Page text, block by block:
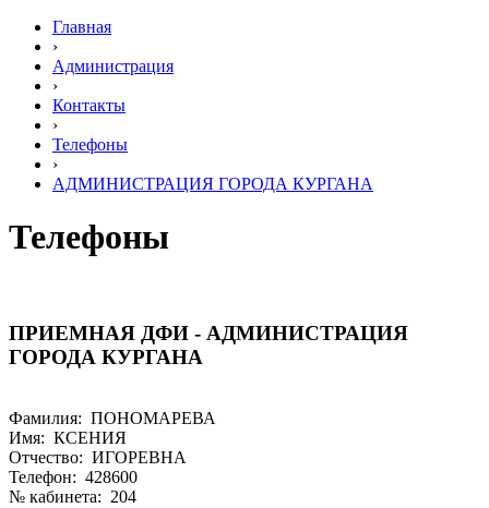
Главная
›
Администрация
›
Контакты
›
Телефоны
›
АДМИНИСТРАЦИЯ ГОРОДА КУРГАНА
Телефоны
ПРИЕМНАЯ ДФИ - АДМИНИСТРАЦИЯ
ГОРОДА КУРГАНА
Фамилия: ПОНОМАРЕВА
Имя: КСЕНИЯ
Отчество: ИГОРЕВНА
Телефон: 428600
№ кабинета: 204